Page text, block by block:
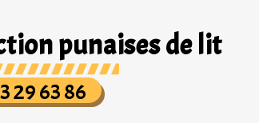
punaises de lit
29 63 86